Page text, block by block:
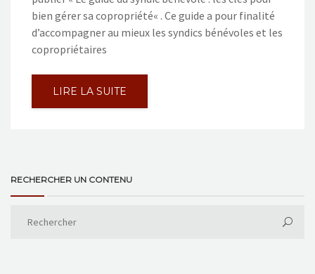
bien gérer sa copropriété« . Ce guide a pour finalité
d’accompagner au mieux les syndics bénévoles et les
copropriétaires
LIRE LA SUITE
RECHERCHER UN CONTENU